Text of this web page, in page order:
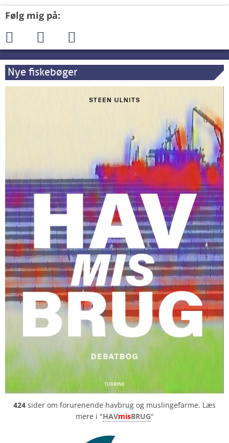
Følg mig på:
Nye fiskebøger
424 sider om forurenende havbrug og muslingefarme. Læs
mere i "HAVmisBRUG"